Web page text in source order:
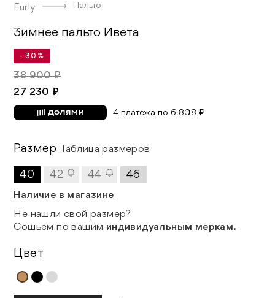
Furly Пальто
Зимнее пальто Ивета
- 30 %
38 900 ₽
27 230 ₽
4 платежа по 6 808 ₽
Размер Таблица размеров
40 42 44 46
Наличие в магазине
Не нашли свой размер?
Сошьем по вашим индивидуальным меркам.
Цвет